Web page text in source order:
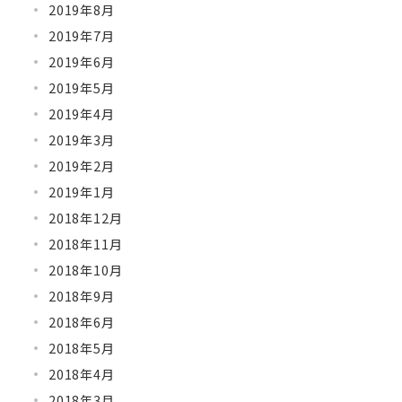
2019年8月
2019年7月
2019年6月
2019年5月
2019年4月
2019年3月
2019年2月
2019年1月
2018年12月
2018年11月
2018年10月
2018年9月
2018年6月
2018年5月
2018年4月